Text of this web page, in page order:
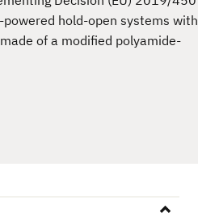
hold-open systems with
of a modified polyamide-